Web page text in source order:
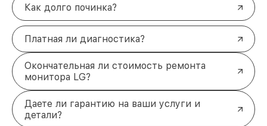
Как долго починка?
Платная ли диагностика?
Окончательная ли стоимость ремонта
монитора LG?
Даете ли гарантию на ваши услуги и
детали?